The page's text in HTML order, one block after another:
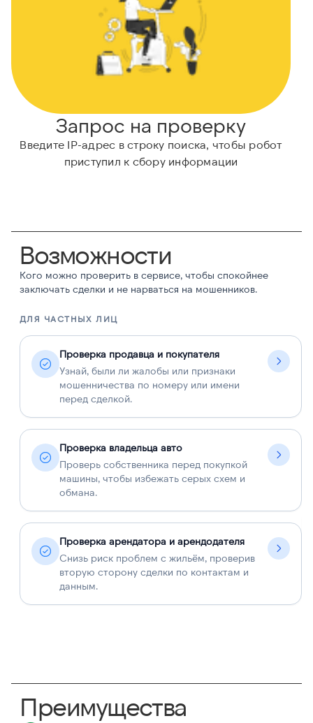
Запрос на проверку
Введите IP-адрес в строку поиска, чтобы робот
приступил к сбору информации
Возможности
Кого можно проверить в сервисе, чтобы спокойнее
заключать сделки и не нарваться на мошенников.
ДЛЯ ЧАСТНЫХ ЛИЦ
Проверка продавца и покупателя
Узнай, были ли жалобы или признаки
мошенничества по номеру или имени
перед сделкой.
Проверка владельца авто
Проверь собственника перед покупкой
машины, чтобы избежать серых схем и
обмана.
Проверка арендатора и арендодателя
Снизь риск проблем с жильём, проверив
вторую сторону сделки по контактам и
данным.
Преимущества